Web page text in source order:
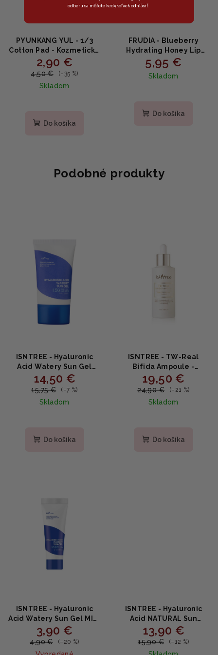
PYUNKANG YUL - 1/3
Cotton Pad - Kozmetické
tampóny z bavlny na
tonikum 160ks
2,90 €
4,50 € (–35 %)
Skladom
produktu
hviezdičiek.
Do košíka
FRUDIA - Blueberry
Hydrating Honey Lip
Balm - Hydratačný
balzam na pery s
čučoriedkou a medom
5,95 €
Skladom
Do košíka
Podobné produkty
ISNTREE - Hyaluronic
Acid Watery Sun Gel
SPF50+ PA++++ - Opaľovací
gél s kyselinou
hyalurónovou 50ml
14,50 €
15,75 € (–7 %)
Skladom
produktu
Do košíka
ISNTREE - TW-Real
Bifida Ampoule -
Regeneračné sérum
proti vráskam 50ml
19,50 €
24,90 € (–21 %)
Skladom
Do košíka
ISNTREE - Hyaluronic
Acid Watery Sun Gel MINI
SPF50+ PA++++ - Opaľovací
gél s kyselinou
hyalurónovou 10ml
3,90 €
4,90 € (–20 %)
ISNTREE - Hyaluronic
Acid NATURAL Sun
Cream SPF50+ PA++++ -
Hydratačný opaľovací
krém s SPF 50+ 50ml
13,90 €
15,90 € (–12 %)
odberu sa môžete kedykoľvek odhlásiť